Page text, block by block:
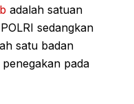
adalah satuan
sedangkan
satu badan
pada